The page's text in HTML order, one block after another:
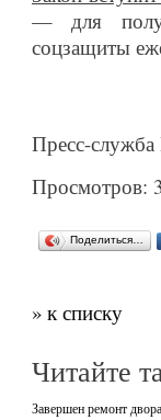
— для
соцзащиты
Пресс-служба
Просмотров:
Поделиться…
» к списку
Читайте
Завершен ремонт